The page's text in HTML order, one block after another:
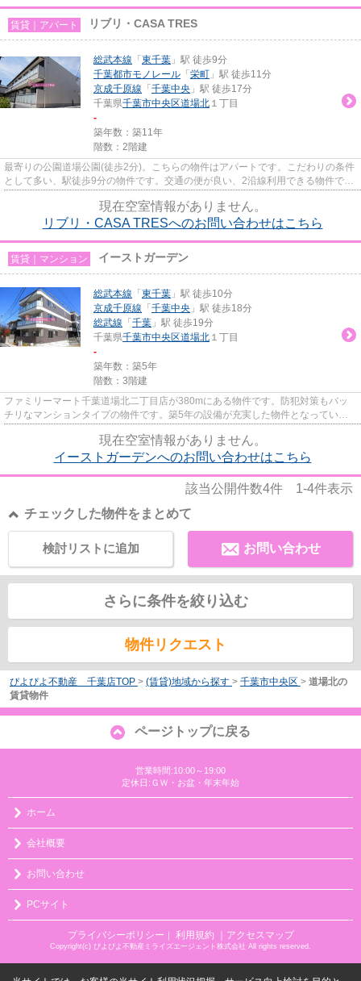
賃貸｜アパート リブリ・CASA TRES
総武本線 「 東千葉 」駅 徒歩9分
千葉都市モノレール 「 栄町 」駅 徒歩11分
京成千原線 「 千葉中央 」駅 徒歩17分
千葉県千葉市中央区道場北 １丁目
-
築年数：築11年
階数：2階建
最寄りの公園道場公園(徒歩2分)。こちらの物件はアパートです。こだわりの条件
として多い、駅徒歩9分の物件です。交通の便が良い、2沿線利用できる物件で
現在空室情報がありません。
リブリ・CASA TRESへのお問い合わせはこちら
賃貸｜マンション イーストガーデン
総武本線 「 東千葉 」駅 徒歩10分
京成千原線 「 千葉中央 」駅 徒歩18分
総武線 「 千葉 」駅 徒歩19分
千葉県千葉市中央区道場北 １丁目
-
築年数：築5年
階数：3階建
ファミリーマート千葉道場北二丁目店が380mにある物件です。防犯対策もバッ
チリなマンションタイプの物件です。築5年の設備が充実した物件となっていま
現在空室情報がありません。
イーストガーデンへのお問い合わせはこちら
該当公開件数4件 1-4件表示
チェックした物件をまとめて
お問い合わせ
検討リストに追加
さらに条件を絞り込む
物件リクエスト
ぴよぴよ不動産 千葉店TOP > (賃貸)地域から探す > 千葉市中央区 > 道場北の
賃貸物件
ページトップに戻る
営業時間:10:00～19:00
定休日:ＧＷ・お盆・年末年始
ホーム
会社概要
お問い合わせ
PCサイト
プライバシーポリシー ｜ 利用規約 ｜アクセスマップ
Copyright(c) ぴよぴよ不動産ミライズエージェント株式会社 All rights reserved.